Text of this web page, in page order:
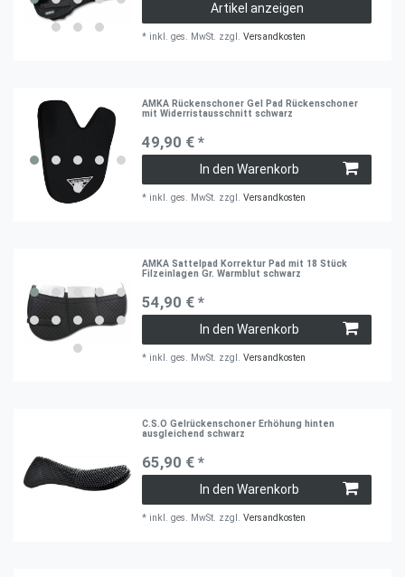
Artikel anzeigen
* inkl. ges. MwSt. zzgl.Versandkosten
AMKA Rückenschoner Gel Pad Rückenschoner
mit Widerristausschnitt schwarz
49,90 € *
In den Warenkorb
* inkl. ges. MwSt. zzgl.Versandkosten
AMKA Sattelpad Korrektur Pad mit 18 Stück
Filzeinlagen Gr. Warmblut schwarz
54,90 € *
In den Warenkorb
* inkl. ges. MwSt. zzgl.Versandkosten
C.S.O Gelrückenschoner Erhöhung hinten
ausgleichend schwarz
65,90 € *
In den Warenkorb
* inkl. ges. MwSt. zzgl.Versandkosten